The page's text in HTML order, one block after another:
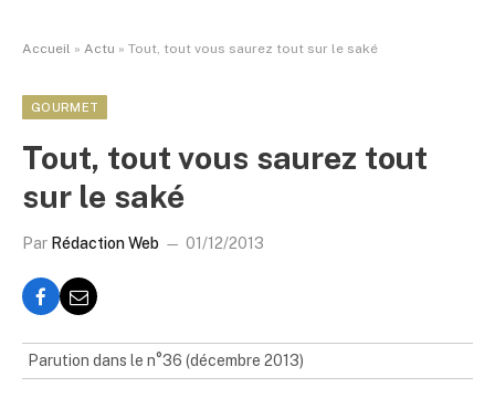
Accueil » Actu » Tout, tout vous saurez tout sur le saké
GOURMET
Tout, tout vous saurez tout
sur le saké
Par Rédaction Web 01/12/2013
Parution dans le n°36 (décembre 2013)